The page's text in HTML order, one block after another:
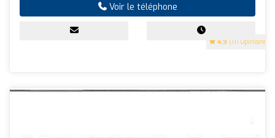
4.9 (111 Opinions)
Voir le téléphone